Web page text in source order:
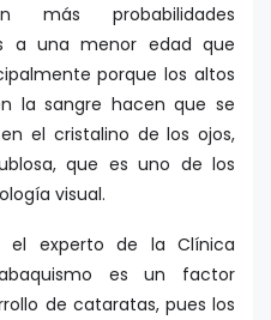
más probabilidades
a una menor edad que
porque los altos
la sangre hacen que se
el cristalino de los ojos,
que es uno de los
visual.
el experto de la Clínica
es un factor
de cataratas, pues los